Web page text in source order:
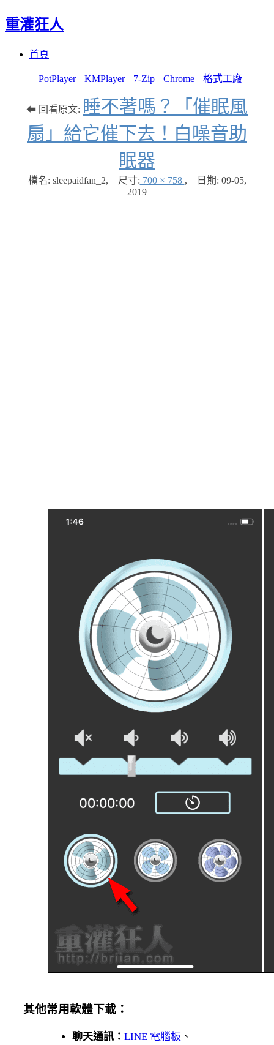
重灌狂人
首頁
PotPlayer KMPlayer 7-Zip Chrome 格式工廠
⬅ 回看原文: 睡不著嗎？「催眠風
扇」給它催下去！白噪音助
眠器
檔名: sleepaidfan_2, 尺寸: 700 × 758 , 日期: 09-05,
2019
其他常用軟體下載：
聊天通訊：LINE 電腦板 、